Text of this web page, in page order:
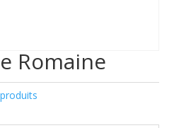
Romaine